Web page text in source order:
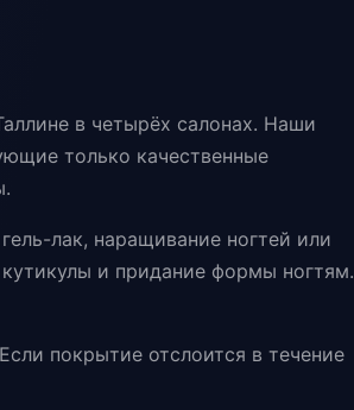
в четырёх салонах. Наши
только качественные
лак, наращивание ногтей или
и придание формы ногтям.
покрытие отслоится в течение